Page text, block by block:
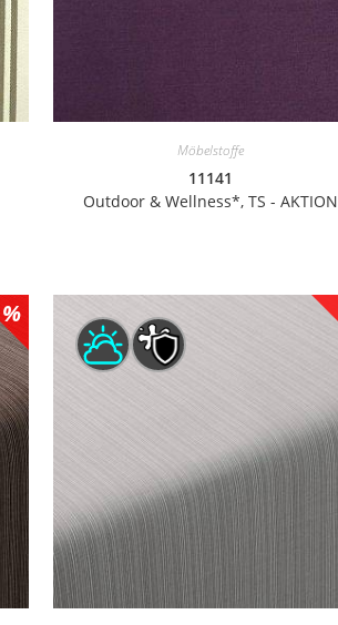
Möbelstoffe
11141
Outdoor & Wellness*, TS - AKTION